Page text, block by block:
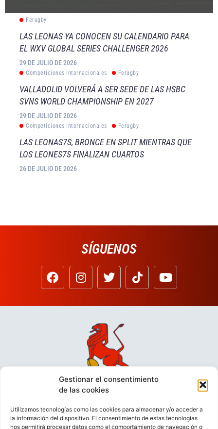
Gestionar el consentimiento
de las cookies
Utilizamos tecnologías como las cookies para almacenar y/o acceder a
la información del dispositivo. El consentimiento de estas tecnologías
nos permitirá procesar datos como el comportamiento de navegación o
Ferugby
LAS LEONAS YA CONOCEN SU CALENDARIO PARA
EL WXV GLOBAL SERIES CHALLENGER 2026
29 DE JULIO DE 2026
Competiciones Internacionales Ferugby
VALLADOLID VOLVERÁ A SER SEDE DE LAS HSBC
SVNS WORLD CHAMPIONSHIP EN 2027
29 DE JULIO DE 2026
Competiciones Internacionales Ferugby
LAS LEONAS7S, BRONCE EN SPLIT MIENTRAS QUE
LOS LEONES7S FINALIZAN CUARTOS
26 DE JULIO DE 2026
SÍGUENOS